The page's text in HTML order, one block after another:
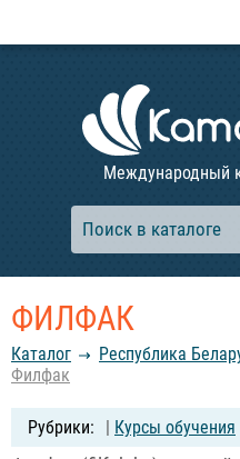
Международный
ФИЛФАК
Каталог Республика
Филфак
| Курсы обучения